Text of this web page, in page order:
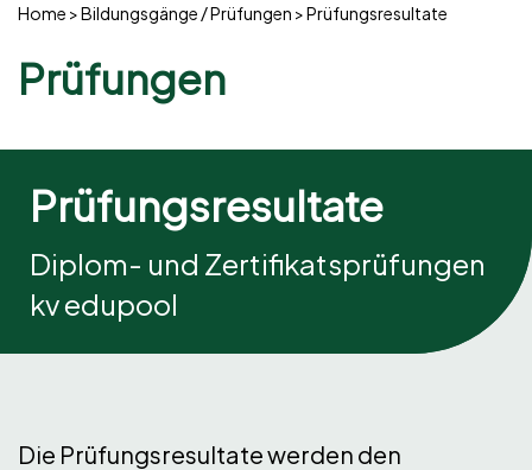
Home Bildungsgänge / Prüfungen Prüfungsresultate
Prüfungen
Prüfungsresultate
Diplom- und Zertifikatsprüfungen
kv edupool
Die Prüfungsresultate werden den